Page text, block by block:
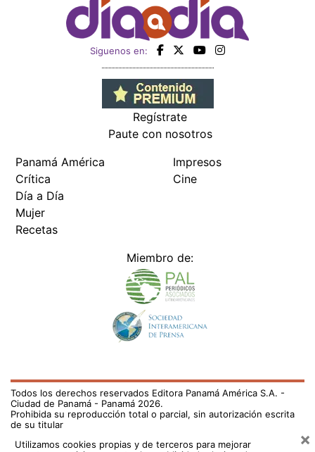
Siguenos en:
Regístrate
Paute con nosotros
Panamá América
Crítica
Día a Día
Mujer
Recetas
Impresos
Cine
Miembro de:
Todos los derechos reservados Editora Panamá América S.A. -
Ciudad de Panamá - Panamá 2026.
Prohibida su reproducción total o parcial, sin autorización escrita
de su titular
Utilizamos cookies propias y de terceros para mejorar
×